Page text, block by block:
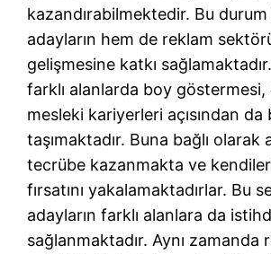
kazandırabilmektedir. Bu
adayların hem de reklam
gelişmesine katkı
farklı alanlarda boy göstermesi,
mesleki kariyerleri açısından
taşımaktadır. Buna bağlı olarak
tecrübe kazanmakta ve
fırsatını yakalamaktadırlar. Bu
adayların farklı alanlara da
sağlanmaktadır. Aynı zamanda